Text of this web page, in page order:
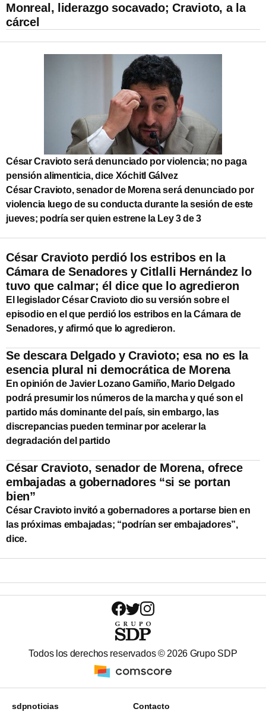
Monreal, liderazgo socavado; Cravioto, a la
cárcel
César Cravioto será denunciado por violencia; no paga
pensión alimenticia, dice Xóchitl Gálvez
César Cravioto, senador de Morena será denunciado por
violencia luego de su conducta durante la sesión de este
jueves; podría ser quien estrene la Ley 3 de 3
César Cravioto perdió los estribos en la
Cámara de Senadores y Citlalli Hernández lo
tuvo que calmar; él dice que lo agredieron
El legislador César Cravioto dio su versión sobre el
episodio en el que perdió los estribos en la Cámara de
Senadores, y afirmó que lo agredieron.
Se descara Delgado y Cravioto; esa no es la
esencia plural ni democrática de Morena
En opinión de Javier Lozano Gamiño, Mario Delgado
podrá presumir los números de la marcha y qué son el
partido más dominante del país, sin embargo, las
discrepancias pueden terminar por acelerar la
degradación del partido
César Cravioto, senador de Morena, ofrece
embajadas a gobernadores “si se portan
bien”
César Cravioto invitó a gobernadores a portarse bien en
las próximas embajadas; “podrían ser embajadores”,
dice.
Todos los derechos reservados ©2026 Grupo SDP
sdpnoticias Contacto